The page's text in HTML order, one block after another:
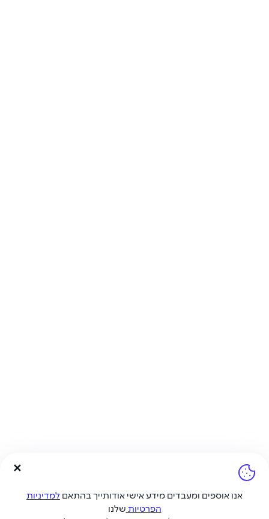
אנו אוספים ומעבדים מידע אישי אודותייך בהתאם למדיניות
הפרטיות שלנו